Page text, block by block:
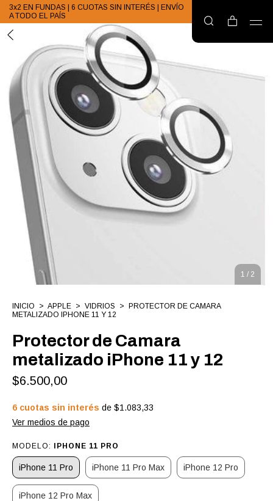
3x2 EN FUNDAS | 6 CUOTAS SIN INTERÉS | ENVÍO
A TODO EL PAÍS
1 / 2
INICIO > APPLE > VIDRIOS >
PROTECTOR DE CAMARA
METALIZADO IPHONE 11 Y 12
Protector de Camara
metalizado iPhone 11 y 12
$6.500,00
6 cuotas sin interés de $1.083,33
Ver medios de pago
MODELO: IPHONE 11 PRO
iPhone 11 Pro iPhone 11 Pro Max iPhone 12 Pro
iPhone 12 Pro Max